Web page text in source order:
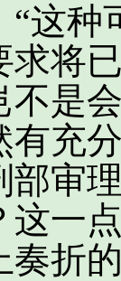
种
求将
不是
有充
部审
这一
奏折